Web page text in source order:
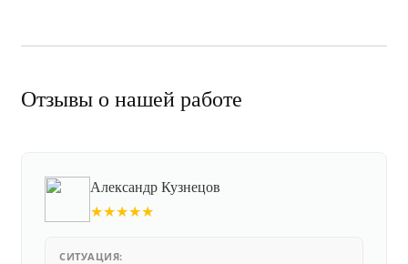
Отзывы о нашей работе
Александр Кузнецов
★★★★★
СИТУАЦИЯ: